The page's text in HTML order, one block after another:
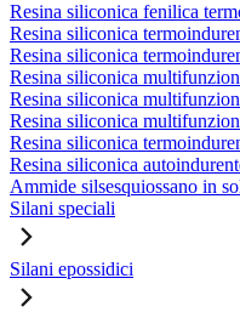
Resina siliconica fenilica
Resina siliconica
Resina siliconica
Resina siliconica
Resina siliconica
Resina siliconica
Resina siliconica
Resina siliconica
Ammide silsesquiossano in
Silani speciali
Silani epossidici